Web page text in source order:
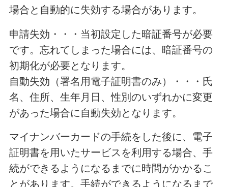
場合と自動的に失効する場合があります。
申請失効・・・当初設定した暗証番号が必要
です。忘れてしまった場合には、暗証番号の
初期化が必要となります。
自動失効（署名用電子証明書のみ）・・・氏
名、住所、生年月日、性別のいずれかに変更
があった場合に自動失効となります。
マイナンバーカードの手続をした後に、電子
証明書を用いたサービスを利用する場合、手
続ができるようになるまでに時間がかかるこ
とがあります。手続ができるようになるまで